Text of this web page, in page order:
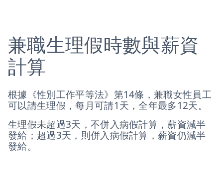
兼職生理假時數與薪資
計算
根據《性別工作平等法》第14條，兼職女性員工
可以請生理假，每月可請1天，全年最多12天。
生理假未超過3天，不併入病假計算，薪資減半
發給；超過3天，則併入病假計算，薪資仍減半
發給。